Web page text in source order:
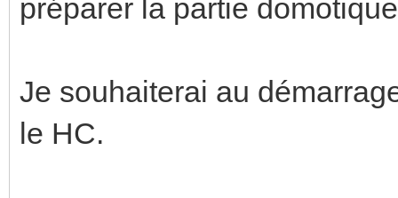
préparer la partie
Je souhaiterai au
le HC.